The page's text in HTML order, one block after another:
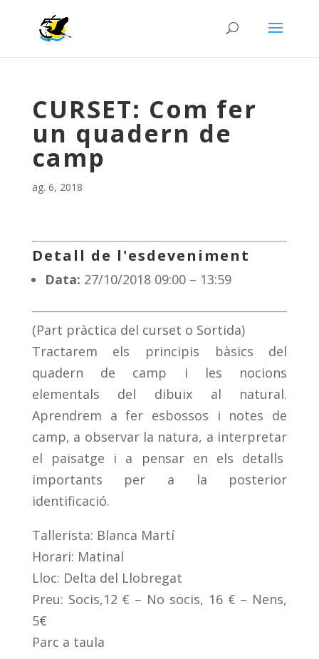
CURSET: Com fer
un quadern de
camp
ag. 6, 2018
Detall de l'esdeveniment
Data: 27/10/2018 09:00– 13:59
(Part pràctica del curset o Sortida)
Tractarem els principis bàsics del
quadern de camp i les nocions
elementals del dibuix al natural.
Aprendrem a fer esbossos i notes de
camp, a observar la natura, a interpretar
el paisatge i a pensar en els detalls
importants per a la posterior
identificació.
Tallerista: Blanca Martí
Horari: Matinal
Lloc: Delta del Llobregat
Preu: Socis,12 € – No socis, 16 € – Nens,
5€
Parc a taula